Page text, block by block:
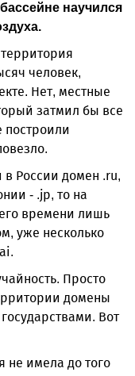
научился
человек,
Нет, местные
затмил бы все
в России домен .ru,
- .jp, то на
времени лишь
уже несколько
Просто
домены
Вот
не имела до того